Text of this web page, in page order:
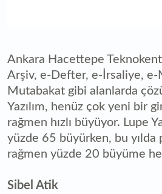
Ankara Hacettepe
Arşiv, e-Defter, e-İrsaliye, e-
Mutabakat gibi alanlarda
Yazılım, henüz çok yeni bir
rağmen hızlı büyüyor. Lupe
yüzde 65 büyürken, bu yılda
rağmen yüzde 20 büyüme
Sibel Atik